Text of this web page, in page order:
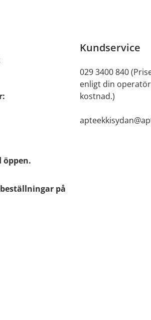
på
Kundservice
029 3400 840
enligt din
kostnad.)